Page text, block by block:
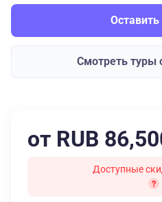
Оставить
Смотреть туры
от RUB
Доступные